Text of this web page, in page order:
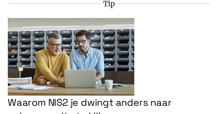
Tip
Waarom NIS2 je dwingt anders naar